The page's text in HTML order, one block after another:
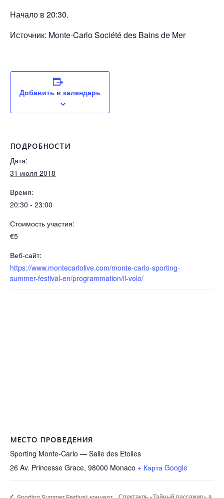
Начало в 20:30.
Источник: Monte-Carlo Société des Bains de Mer
Добавить в календарь
ПОДРОБНОСТИ
Дата:
31 июля 2018
Время:
20:30 - 23:00
Стоимость участия:
€5
Веб-сайт:
https://www.montecarlolive.com/monte-carlo-sporting-
summer-festival-en/programmation/il-volo/
МЕСТО ПРОВЕДЕНИЯ
Sporting Monte-Carlo — Salle des Etoiles
26 Av. Princesse Grace, 98000 Monaco + Карта Google